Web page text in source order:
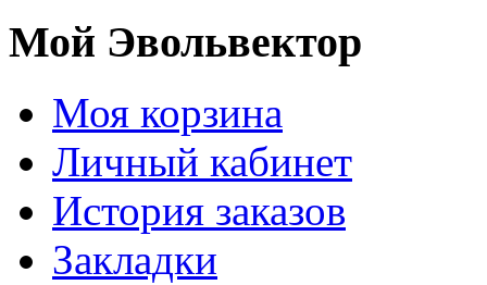
Мой Эвольвектор
Моя корзина
Личный кабинет
История заказов
Закладки